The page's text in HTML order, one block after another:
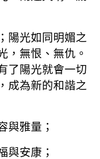
陽光如同明媚之
，無恨、無仇。
了陽光就會一切
成為新的和諧之
與雅量；
與安康；